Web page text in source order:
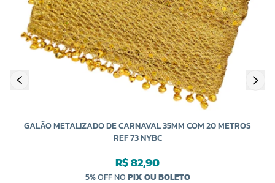
GALÃO METALIZADO DE CARNAVAL 35MM COM 20 METROS
REF 73 NYBC
R$ 82,90
5% OFF NOPIX OU BOLETO